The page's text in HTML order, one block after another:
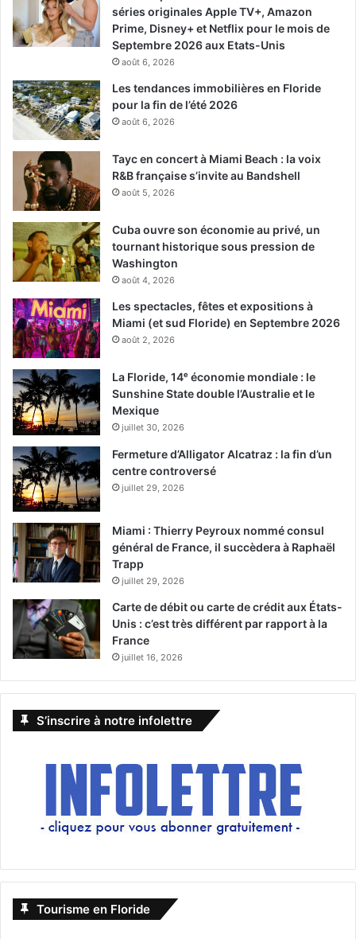
séries originales Apple TV+, Amazon
Prime, Disney+ et Netflix pour le mois de
Septembre 2026 aux Etats-Unis
août 6, 2026
Les tendances immobilières en Floride
pour la fin de l’été 2026
août 6, 2026
Tayc en concert à Miami Beach : la voix
R&B française s’invite au Bandshell
août 5, 2026
Cuba ouvre son économie au privé, un
tournant historique sous pression de
Washington
août 4, 2026
Les spectacles, fêtes et expositions à
Miami (et sud Floride) en Septembre 2026
août 2, 2026
La Floride, 14ᵉ économie mondiale : le
Sunshine State double l’Australie et le
Mexique
juillet 30, 2026
Fermeture d’Alligator Alcatraz : la fin d’un
centre controversé
juillet 29, 2026
Miami : Thierry Peyroux nommé consul
général de France, il succèdera à Raphaël
Trapp
juillet 29, 2026
Carte de débit ou carte de crédit aux États-
Unis : c’est très différent par rapport à la
France
juillet 16, 2026
S’inscrire à notre infolettre
Tourisme en Floride